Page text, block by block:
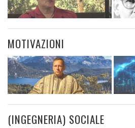
MOTIVAZIONI
(INGEGNERIA) SOCIALE